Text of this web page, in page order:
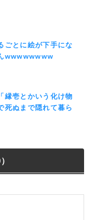
ごとに絵が下手にな
wwwwwwww
縁壱とかいう化け物
死ぬまで隠れて暮ら